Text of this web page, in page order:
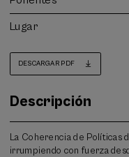
Lugar
DESCARGAR PDF
Descripción
La Coherencia de Políticas
irrumpiendo con fuerza